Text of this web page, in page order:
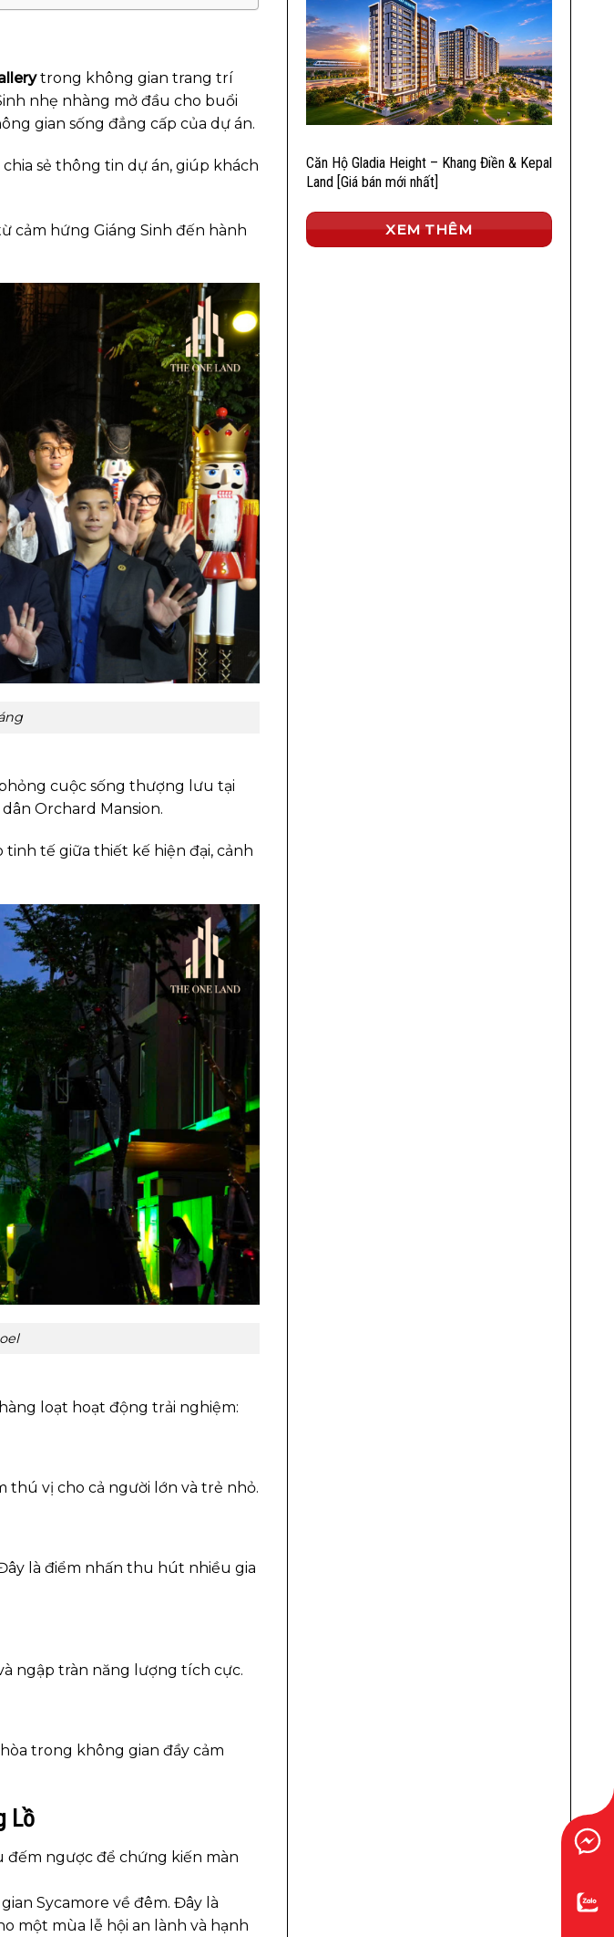
trong không gian trang trí
nhẹ nhàng mở đầu cho buổi
gian sống đẳng cấp của dự án.
sẻ thông tin dự án, giúp khách
cảm hứng Giáng Sinh đến hành
cuộc sống thượng lưu tại
Orchard Mansion.
tế giữa thiết kế hiện đại, cảnh
loạt hoạt động trải nghiệm:
thú vị cho cả người lớn và trẻ nhỏ.
là điểm nhấn thu hút nhiều gia
ngập tràn năng lượng tích cực.
trong không gian đầy cảm
Lồ
đếm ngược để chứng kiến màn
Sycamore về đêm. Đây là
một mùa lễ hội an lành và hạnh
Căn Hộ Gladia Height – Khang Điền & Kepal
Land [Giá bán mới nhất]
XEM THÊM